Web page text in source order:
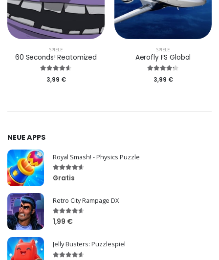
SPIELE
60 Seconds! Reatomized
3,99 €
SPIELE
Aerofly FS Global
3,99 €
NEUE APPS
Royal Smash! - Physics Puzzle
Gratis
Retro City Rampage DX
1,99 €
Jelly Busters: Puzzlespiel